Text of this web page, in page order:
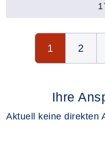
Seite 1 von 4
1 2
Ihre
Aktuell keine direkten